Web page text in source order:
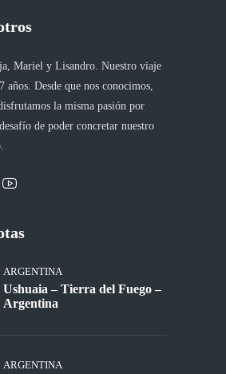
Mariel y Lisandro. Nuestro viaje
años. Desde que nos conocimos,
la misma pasión por
de poder concretar nuestro
ARGENTINA
Ushuaia – Tierra del Fuego –
Argentina
ARGENTINA